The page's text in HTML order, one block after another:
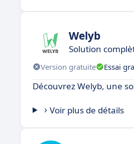
Welyb
Solution
Version gratuite Essai
Découvrez Welyb, une
Voir plus de détails